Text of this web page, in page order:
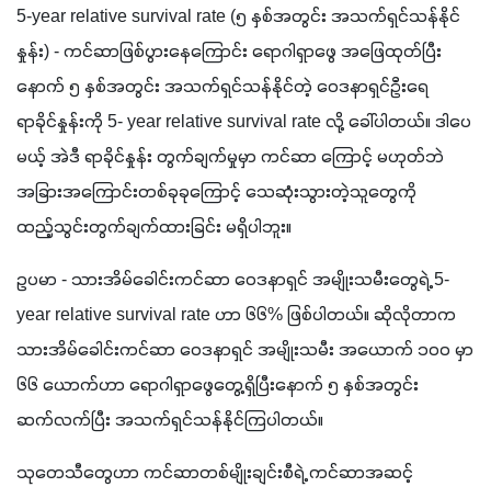
5-year relative survival rate (၅ နှစ်အတွင်း အသက်ရှင်သန်နိုင်
နှုန်း) - ကင်ဆာဖြစ်ပွားနေကြောင်း ရောဂါရှာဖွေ အဖြေထုတ်ပြီး
နောက် ၅ နှစ်အတွင်း အသက်ရှင်သန်နိုင်တဲ့ ဝေဒနာရှင်ဦးရေ
ရာခိုင်နှုန်းကို 5- year relative survival rate လို့ ခေါ်ပါတယ်။ ဒါပေ
မယ့် အဲဒီ ရာခိုင်နှုန်း တွက်ချက်မှုမှာ ကင်ဆာ ကြောင့် မဟုတ်ဘဲ
အခြားအကြောင်းတစ်ခုခုကြောင့် သေဆုံးသွားတဲ့သူတွေကို
ထည့်သွင်းတွက်ချက်ထားခြင်း မရှိပါဘူး။
ဥပမာ - သားအိမ်ခေါင်းကင်ဆာ ဝေဒနာရှင် အမျိုးသမီးတွေရဲ့ 5-
year relative survival rate ဟာ ၆၆% ဖြစ်ပါတယ်။ ဆိုလိုတာက
သားအိမ်ခေါင်းကင်ဆာ ဝေဒနာရှင် အမျိုးသမီး အယောက် ၁၀၀ မှာ
၆၆ ယောက်ဟာ ရောဂါရှာဖွေတွေ့ရှိပြီးနောက် ၅ နှစ်အတွင်း
ဆက်လက်ပြီး အသက်ရှင်သန်နိုင်ကြပါတယ်။
သုတေသီတွေဟာ ကင်ဆာတစ်မျိုးချင်းစီရဲ့ ကင်ဆာအဆင့်